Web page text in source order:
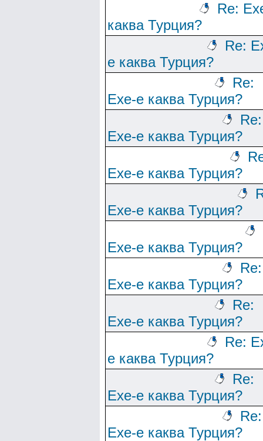
Re:
каква Турция?
Re:
е каква Турция?
Re:
Ехе-е каква Турция?
Re:
Ехе-е каква Турция?
Ехе-е каква Турция?
Ехе-е каква Турция?
Ехе-е каква Турция?
Re:
Ехе-е каква Турция?
Re:
Ехе-е каква Турция?
Re:
е каква Турция?
Re:
Ехе-е каква Турция?
Re:
Ехе-е каква Турция?